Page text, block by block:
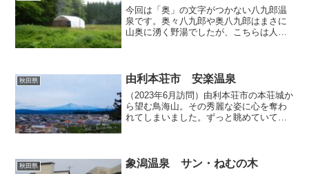
今回は「奥」の文字がつかない八九郎温
泉です。奥々八九郎や奥八九郎はまさに
山奥に湧く野湯でしたが、こちらは人里
もアプローチしやすい温泉...
秋田県 由利本荘市 安楽温泉
（2023年6月訪問）由利本荘市の本荘城か
ら望む鳥海山。その秀麗な姿に心を奪わ
れてしまいました。ずっと眺めていても
ら麓の景色を見下...
秋田県 象潟温泉 サン・ねむの木